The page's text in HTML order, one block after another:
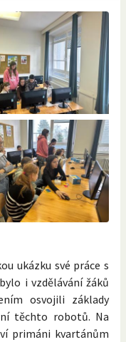
ukázku své práce s
i vzdělávání žáků
osvojili základy
těchto robotů. Na
primáni kvartánům